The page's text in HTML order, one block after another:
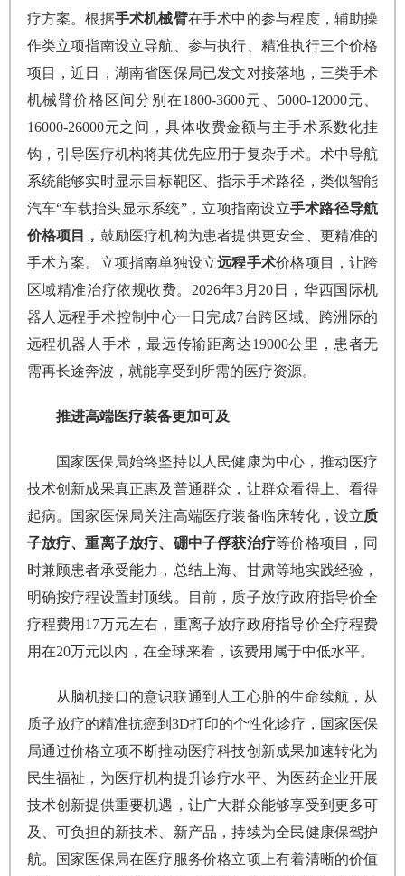
疗方案。根据手术机械臂在手术中的参与程度，辅助操
作类立项指南设立导航、参与执行、精准执行三个价格
项目，近日，湖南省医保局已发文对接落地，三类手术
机械臂价格区间分别在1800-3600元、5000-12000元、
16000-26000元之间，具体收费金额与主手术系数化挂
钩，引导医疗机构将其优先应用于复杂手术。术中导航
系统能够实时显示目标靶区、指示手术路径，类似智能
汽车“车载抬头显示系统”，立项指南设立手术路径导航
价格项目， 鼓励医疗机构为患者提供更安全、更精准的
手术方案。立项指南单独设立远程手术价格项目，让跨
区域精准治疗依规收费。2026年3月20日，华西国际机
器人远程手术控制中心一日完成7台跨区域、跨洲际的
远程机器人手术，最远传输距离达19000公里，患者无
需再长途奔波，就能享受到所需的医疗资源。
推进高端医疗装备更加可及
国家医保局始终坚持以人民健康为中心，推动医疗
技术创新成果真正惠及普通群众，让群众看得上、看得
起病。国家医保局关注高端医疗装备临床转化，设立质
子放疗、重离子放疗、硼中子俘获治疗等价格项目，同
时兼顾患者承受能力，总结上海、甘肃等地实践经验，
明确按疗程设置封顶线。目前，质子放疗政府指导价全
疗程费用17万元左右，重离子放疗政府指导价全疗程费
用在20万元以内，在全球来看，该费用属于中低水平。
从脑机接口的意识联通到人工心脏的生命续航，从
质子放疗的精准抗癌到3D打印的个性化诊疗，国家医保
局通过价格立项不断推动医疗科技创新成果加速转化为
民生福祉，为医疗机构提升诊疗水平、为医药企业开展
技术创新提供重要机遇，让广大群众能够享受到更多可
及、可负担的新技术、新产品，持续为全民健康保驾护
航。国家医保局在医疗服务价格立项上有着清晰的价值